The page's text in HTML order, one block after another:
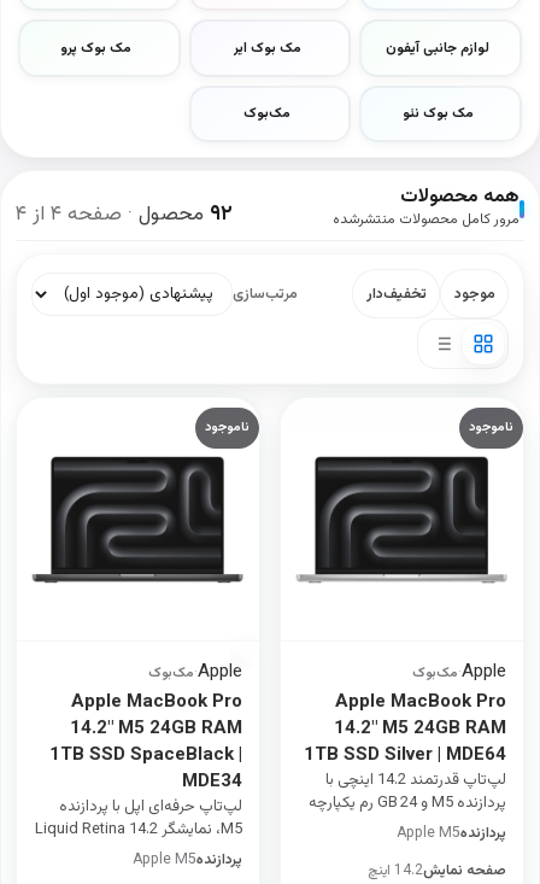
لوازم جانبی آیفون مک بوک ایر مک بوک پرو
مک بوک نئو مک‌بوک
همه محصولات
مرور کامل محصولات منتشرشده ۹۲ محصول · صفحه ۴ از ۴
موجود تخفیف‌دار مرتب‌سازی
ناموجود
Apple
·مک‌بوک
Apple MacBook Pro
14.2" M5 24GB RAM
1TB SSD SpaceBlack |
MDE34
لپ‌تاپ حرفه‌ای اپل با پردازنده
M5، نمایشگر Liquid Retina 14.2
اینچی و 24 GB رم یکپارچه
پردازندهApple M5
ناموجود
Apple
·مک‌بوک
Apple MacBook Pro
14.2" M5 24GB RAM
1TB SSD Silver | MDE64
لپ‌تاپ قدرتمند 14.2 اینچی با
پردازنده M5 و 24 GB رم یکپارچه
پردازندهApple M5
صفحه نمایش14.2 اینچ